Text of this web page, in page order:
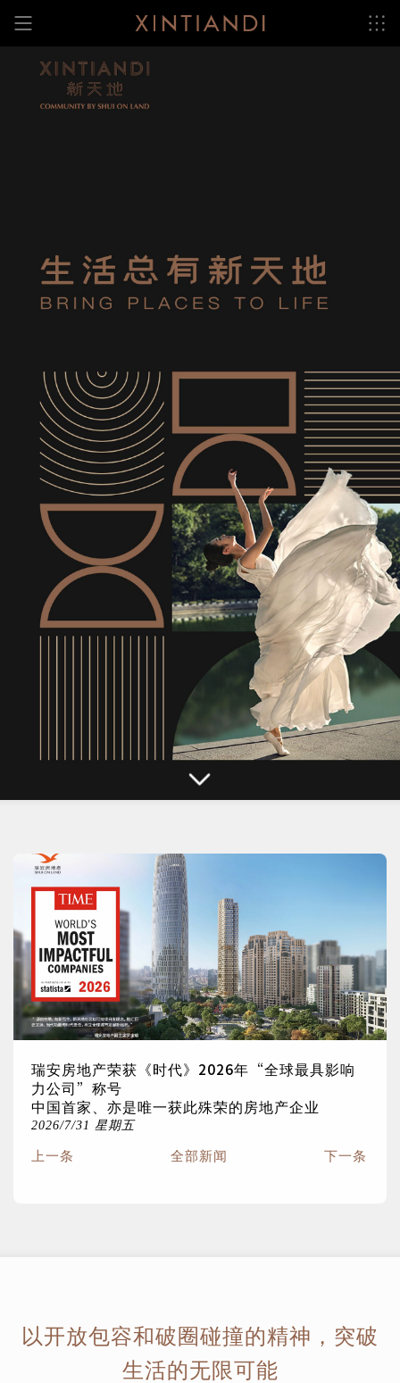
瑞安房地产荣获《时代》2026年“全球最具影响
力公司”称号
中国首家、亦是唯一获此殊荣的房地产企业
2026/7/31 星期五
上一条 全部新闻 下一条
以开放包容和破圈碰撞的精神，突破
生活的无限可能